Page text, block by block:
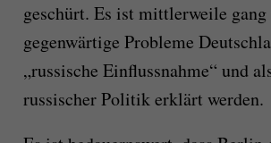
geschürt. Es ist mittlerweile gang
gegenwärtige Probleme
„russische Einflussnahme“ und
russischer Politik erklärt werden.